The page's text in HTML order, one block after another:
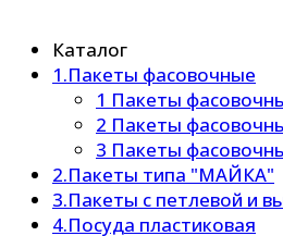
Каталог
1.Пакеты фасовочные
1 Пакеты
2 Пакеты
3 Пакеты
2.Пакеты типа "МАЙКА"
3.Пакеты с петлевой и
4.Посуда пластиковая